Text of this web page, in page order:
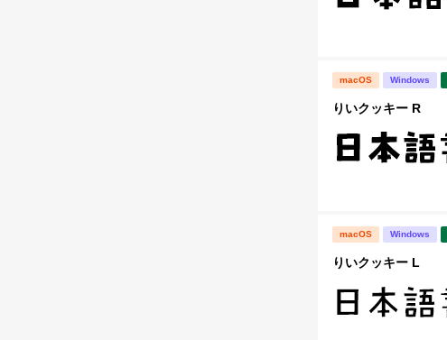
macOS Windows
りいクッキー R
macOS Windows
りいクッキー L